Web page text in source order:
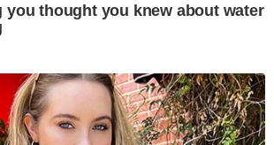
you thought you knew about water